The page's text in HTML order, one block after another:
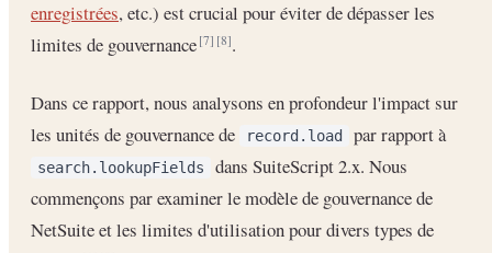
enregistrées, etc.) est crucial pour éviter de dépasser les
limites de gouvernance[7] [8].
Dans ce rapport, nous analysons en profondeur l'impact sur
les unités de gouvernance de
record.load par rapport à
search.lookupFields
dans SuiteScript 2.x. Nous
commençons par examiner le modèle de gouvernance de
NetSuite et les limites d'utilisation pour divers types de